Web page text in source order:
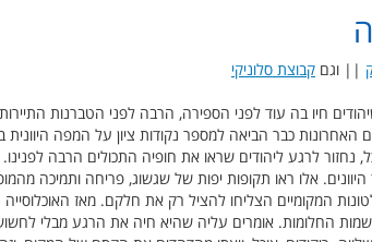
|| וגם קבוצת סלוניקי
חיו בה עוד לפני הספירה, הרבה לפני הטברנות
כבר הביאה למספר נקודות ציון על המפה היוונית
נחזור לרגע ליהודים שראו את חופיה התכולים הרבה לפנינו.
היוונים. אלו ראו תקופות יפות של שגשוג, פריחה ותמיכה
המקומיים הצליחו להציל רק את חלקם. מאז
החלומות. אומרים עליה שהיא חיה את הרגע מבלי